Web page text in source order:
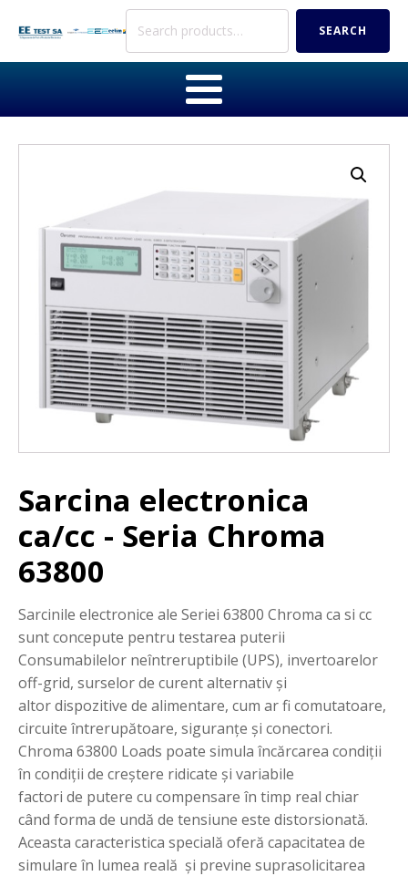
Search
SEARCH
Sarcina electronica
ca/cc - Seria Chroma
63800
Sarcinile electronice ale Seriei 63800 Chroma ca si cc
sunt concepute pentru testarea puterii
Consumabilelor neîntreruptibile (UPS), invertoarelor
off-grid, surselor de curent alternativ și
altor dispozitive de alimentare, cum ar fi comutatoare,
circuite întrerupătoare, siguranțe și conectori.
Chroma 63800 Loads poate simula încărcarea condiții
în condiții de creștere ridicate și variabile
factori de putere cu compensare în timp real chiar
când forma de undă de tensiune este distorsionată.
Aceasta caracteristica specială oferă capacitatea de
simulare în lumea reală și previne suprasolicitarea